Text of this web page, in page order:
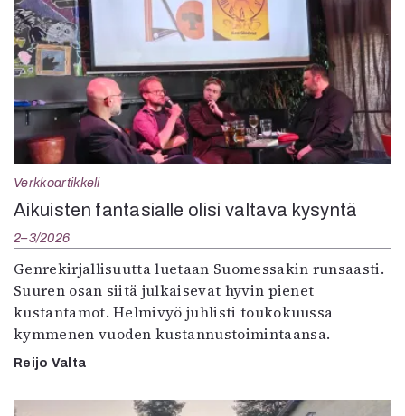
Verkkoartikkeli
Aikuisten fantasialle olisi valtava kysyntä
2–3/2026
Genrekirjallisuutta luetaan Suomessakin runsaasti.
Suuren osan siitä julkaisevat hyvin pienet
kustantamot. Helmivyö juhlisti toukokuussa
kymmenen vuoden kustannustoimintaansa.
Reijo Valta